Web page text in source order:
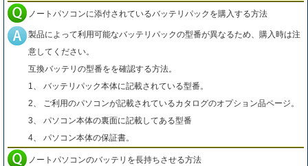
ノートパソコンに添付されているバッテリパックを購入する方法
製品によって利用可能なバッテリパックの型番が異なるため、購入時は注
意してください。
互換バッテリの型番をを確認する方法。
1、 バッテリパック本体に記載されている型番。
2、 ご利用のパソコンが記載されているカタログのオプション品ページ。
3、 パソコン本体の裏面に記載してある型番
4、 パソコン本体の保証書。
ノートパソコンのバッテリを長持ちさせる方法